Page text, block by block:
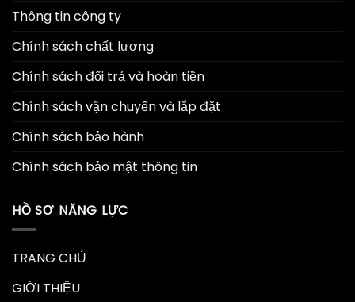
Thông tin công ty
Chính sách chất lượng
Chính sách đổi trả và hoàn tiền
Chính sách vận chuyển và lắp đặt
Chính sách bảo hành
Chính sách bảo mật thông tin
HỒ SƠ NĂNG LỰC
TRANG CHỦ
GIỚI THIỆU